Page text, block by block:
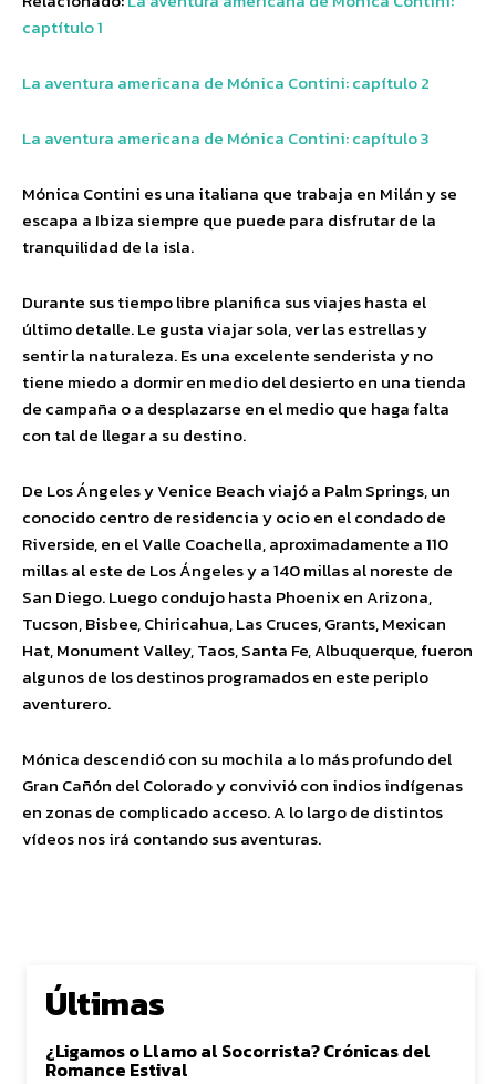
captítulo 1
La aventura americana de Mónica Contini: capítulo 2
La aventura americana de Mónica Contini: capítulo 3
Mónica Contini es una italiana que trabaja en Milán y se
escapa a Ibiza siempre que puede para disfrutar de la
tranquilidad de la isla.
Durante sus tiempo libre planifica sus viajes hasta el
último detalle. Le gusta viajar sola, ver las estrellas y
sentir la naturaleza. Es una excelente senderista y no
tiene miedo a dormir en medio del desierto en una tienda
de campaña o a desplazarse en el medio que haga falta
con tal de llegar a su destino.
De Los Ángeles y Venice Beach viajó a Palm Springs, un
conocido centro de residencia y ocio en el condado de
Riverside, en el Valle Coachella, aproximadamente a 110
millas al este de Los Ángeles y a 140 millas al noreste de
San Diego. Luego condujo hasta Phoenix en Arizona,
Tucson, Bisbee, Chiricahua, Las Cruces, Grants, Mexican
Hat, Monument Valley, Taos, Santa Fe, Albuquerque, fueron
algunos de los destinos programados en este periplo
aventurero.
Mónica descendió con su mochila a lo más profundo del
Gran Cañón del Colorado y convivió con indios indígenas
en zonas de complicado acceso. A lo largo de distintos
vídeos nos irá contando sus aventuras.
Últimas
¿Ligamos o Llamo al Socorrista? Crónicas del
Romance Estival